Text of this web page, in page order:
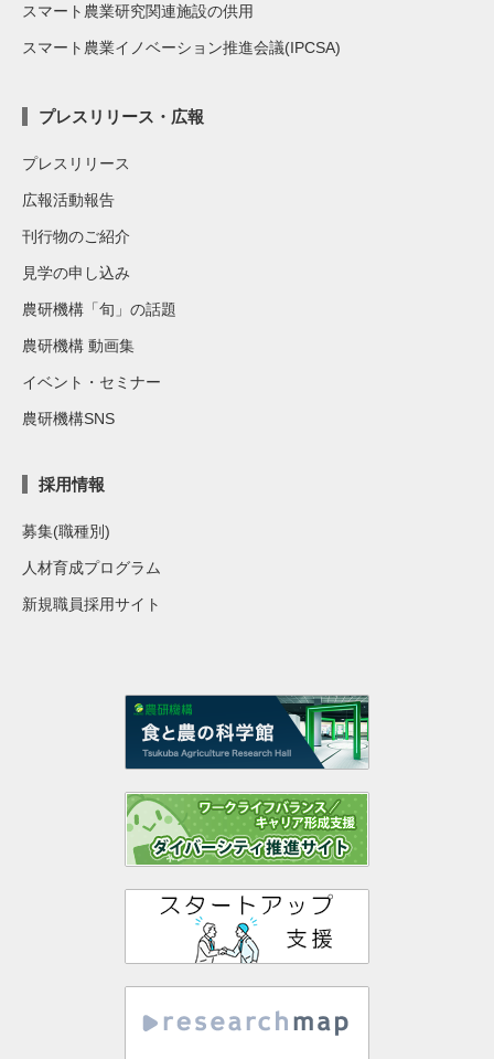
スマート農業研究関連施設の供用
スマート農業イノベーション推進会議(IPCSA)
プレスリリース・広報
プレスリリース
広報活動報告
刊行物のご紹介
見学の申し込み
農研機構「旬」の話題
農研機構 動画集
イベント・セミナー
農研機構SNS
採用情報
募集(職種別)
人材育成プログラム
新規職員採用サイト